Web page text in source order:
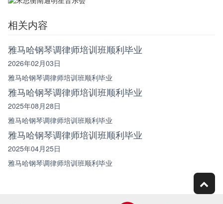
相关内容
雅马哈钢琴调律师培训班顺利毕业
2026年02月03日
雅马哈钢琴调律师培训班顺利毕业
雅马哈钢琴调律师培训班顺利毕业
2025年08月28日
雅马哈钢琴调律师培训班顺利毕业
雅马哈钢琴调律师培训班顺利毕业
2025年04月25日
雅马哈钢琴调律师培训班顺利毕业